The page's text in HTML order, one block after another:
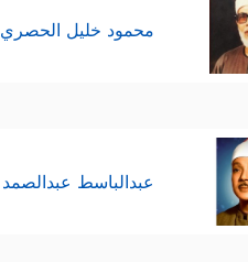
محمود خليل الحصري
عبدالباسط عبدالصمد